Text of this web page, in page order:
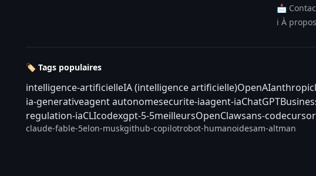
📩
ℹ️ À propos
🏷️ Tags populaires
intelligence-artificielleIA (intelligence artificielle)OpenAIanthropic
ia-generativeagent autonomesecurite-iaagent-iaChatGPT
regulation-iaCLIcodexgpt-5-5meilleursOpenClawsans-codecursor
claude-fable-5elon-muskgithub-copilotrobot-humanoidesam-altman